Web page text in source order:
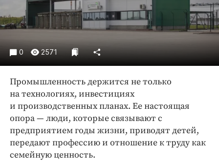
Праздники
Происшествия
Экономика и бизнес
Блоги
Издания
Медиаперсона
Интересное чтиво
Клиника года
0 2571
Промышленность держится не только
на технологиях, инвестициях
и производственных планах. Ее настоящая
опора — люди, которые связывают с
предприятием годы жизни, приводят детей,
передают профессию и отношение к труду как
семейную ценность.